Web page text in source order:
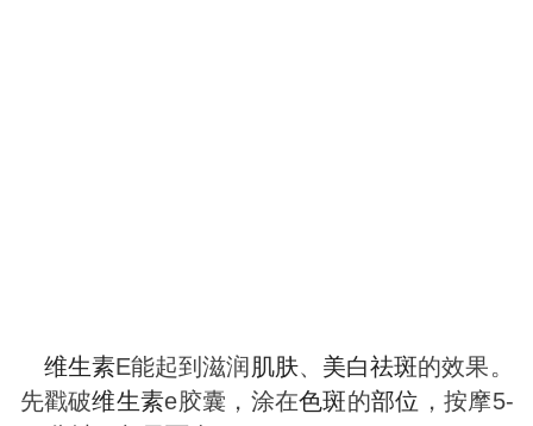
维生素E能起到滋润 肌肤、 美白祛斑的效果。
先戳破维生素e胶囊，涂在色斑的部位 ，按摩5-